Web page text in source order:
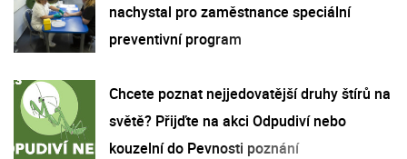
nachystal pro zaměstnance speciální
preventivní program
Chcete poznat nejjedovatější druhy štírů na
světě? Přijďte na akci Odpudiví nebo
kouzelní do Pevnosti poznání